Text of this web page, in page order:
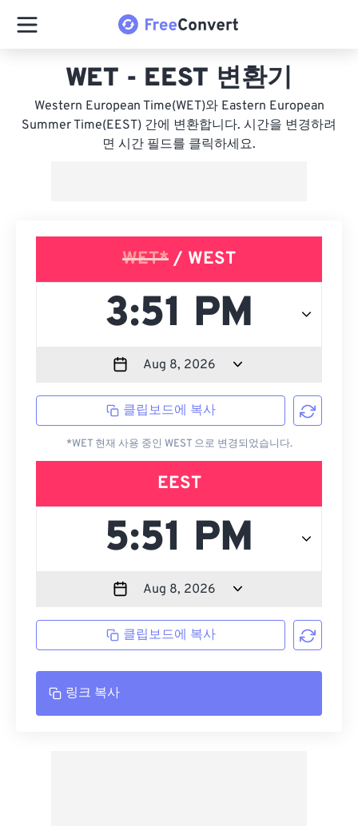
WET - EEST 변환기
Western European Time(WET)와 Eastern European
Summer Time(EEST) 간에 변환합니다. 시간을 변경하려
면 시간 필드를 클릭하세요.
WET* / WEST
클립보드에 복사
*WET 현재 사용 중인 WEST 으로 변경되었습니다.
EEST
클립보드에 복사
링크 복사